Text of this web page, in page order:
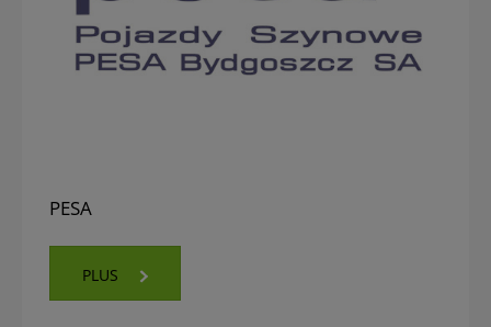
PESA
PLUS